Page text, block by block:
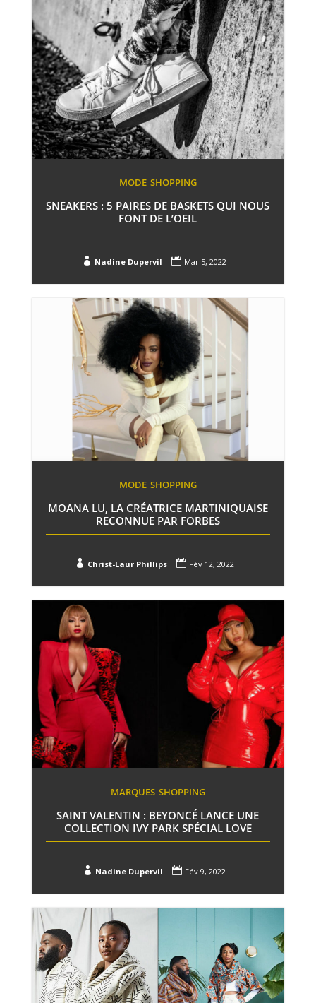
MODE SHOPPING
SNEAKERS : 5 PAIRES DE BASKETS QUI NOUS
FONT DE L’OEIL
 Nadine Dupervil  Mar 5, 2022
MODE SHOPPING
MOANA LU, LA CRÉATRICE MARTINIQUAISE
RECONNUE PAR FORBES
 Christ-Laur Phillips  Fév 12, 2022
MARQUES SHOPPING
SAINT VALENTIN : BEYONCÉ LANCE UNE
COLLECTION IVY PARK SPÉCIAL LOVE
 Nadine Dupervil  Fév 9, 2022